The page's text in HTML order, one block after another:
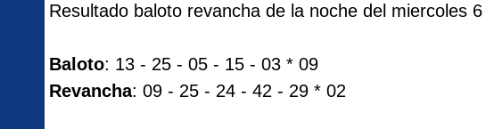
Resultado baloto revancha de la noche del miercoles
Baloto: 13 - 25 - 05 - 15 - 03 * 09
Revancha: 09 - 25 - 24 - 42 - 29 * 02